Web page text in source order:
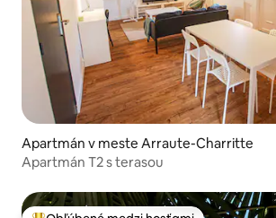
Apartmán v meste Arraute-Charritte
Apartmán T2 s terasou